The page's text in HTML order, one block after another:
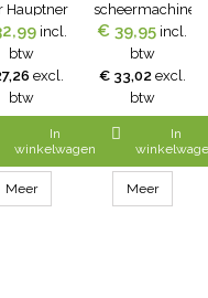
Hauptner
Hauptner
17-
86842,
incl.
btw
excl.
btw
In
winkelwagen
Meer
scheermachines.
Hauptner
bovenmes
met 10 tanden
is te gebruiken
Hauptner
ondermes
86852
€ 39,95 incl.
btw
€ 33,02 excl.
btw

In
Meer